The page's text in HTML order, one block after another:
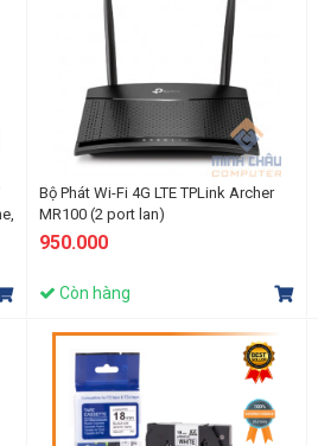
Bộ Phát Wi-Fi 4G LTE TPLink Archer
MR100 (2 port lan)
950.000
Còn hàng